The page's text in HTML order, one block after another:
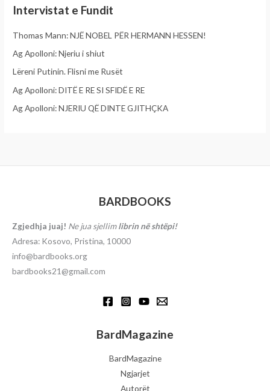
Intervistat e Fundit
Thomas Mann: NJË NOBEL PËR HERMANN HESSEN!
Ag Apolloni: Njeriu i shiut
Lëreni Putinin. Flisni me Rusët
Ag Apolloni: DITË E RE SI SFIDË E RE
Ag Apolloni: NJERIU QË DINTE GJITHÇKA
BARDBOOKS
Zgjedhja juaj! Ne jua sjellimlibrin në shtëpi!
Adresa: Kosovo, Pristina, 10000
info@bardbooks.org
bardbooks21@gmail.com
BardMagazine
BardMagazine
Ngjarjet
Autorët